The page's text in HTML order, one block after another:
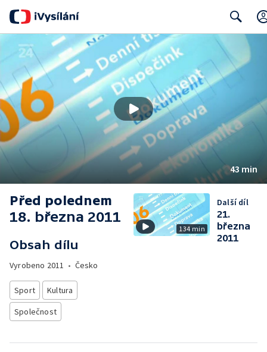
Search
43 min
Před polednem
18. března 2011
Obsah dílu
Vyrobeno 2011 • Česko
Sport
Kultura
Společnost
134 min
Další díl
21.
března
2011